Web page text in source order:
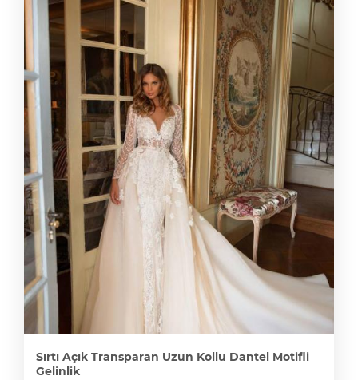
Sırtı Açık Transparan Uzun Kollu Dantel Motifli
Gelinlik